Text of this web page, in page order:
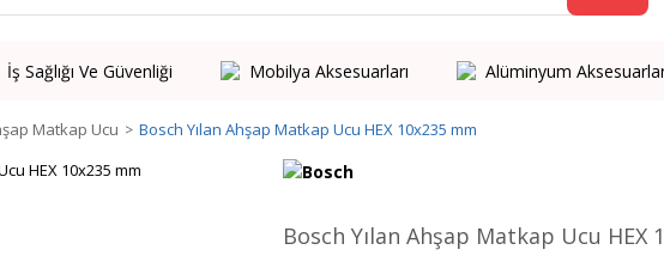
İş Sağlığı Ve Güvenliği Mobilya Aksesuarları Alüminyum
Matkap Ucu Bosch Yılan Ahşap Matkap Ucu HEX 10x235 mm
Bosch Yılan Ahşap Matkap Ucu HEX